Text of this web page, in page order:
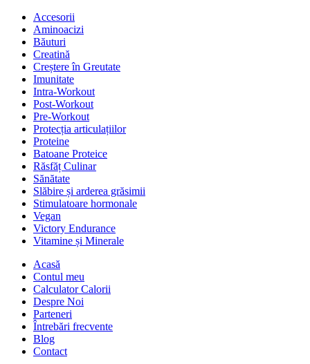
Accesorii
Aminoacizi
Băuturi
Creatină
Creștere în Greutate
Imunitate
Intra-Workout
Post-Workout
Pre-Workout
Protecția articulațiilor
Proteine
Batoane Proteice
Răsfăț Culinar
Sănătate
Slăbire și arderea grăsimii
Stimulatoare hormonale
Vegan
Victory Endurance
Vitamine și Minerale
Acasă
Contul meu
Calculator Calorii
Despre Noi
Parteneri
Întrebări frecvente
Blog
Contact